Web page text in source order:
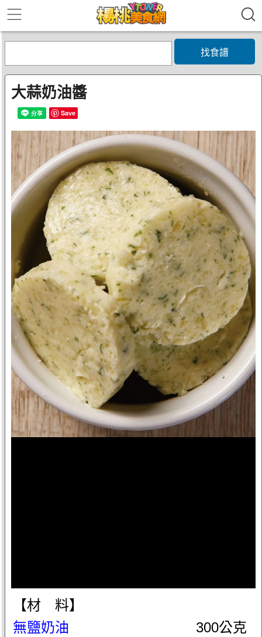
找食譜
大蒜奶油醬
Save
【材 料】
無鹽奶油
300公克